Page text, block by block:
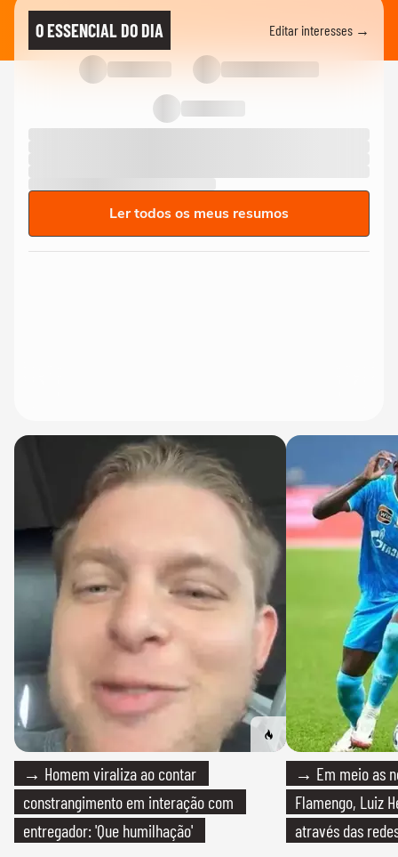
O ESSENCIAL DO DIA Editar interesses →
Ler todos os meus resumos
→ Homem viraliza ao contar
constrangimento em interação com
entregador: 'Que humilhação'
→ Em meio as
Flamengo, Luiz
através das